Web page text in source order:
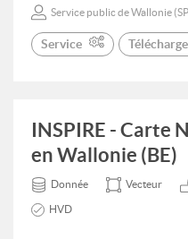
Service public de Wallonie
Service
INSPIRE - Carte
en Wallonie (BE)
Donnée Vecteur
HVD